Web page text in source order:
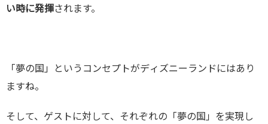
い時に発揮されます。
「夢の国」というコンセプトがディズニーランドにはあり
ますね。
そして、ゲストに対して、それぞれの「夢の国」を実現し